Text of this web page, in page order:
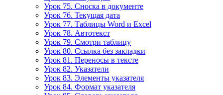
Урок 75. Сноска в документе
Урок 76. Текущая дата
Урок 77. Таблицы Word и Excel
Урок 78. Автотекст
Урок 79. Смотри таблицу
Урок 80. Ссылка без закладки
Урок 81. Переносы в тексте
Урок 82. Указатели
Урок 83. Элементы указателя
Урок 84. Формат указателя